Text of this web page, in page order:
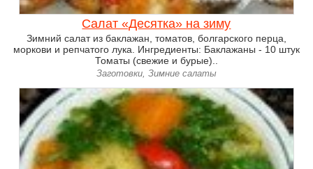
Салат «Десятка» на зиму
Зимний салат из баклажан, томатов, болгарского перца,
моркови и репчатого лука. Ингредиенты: Баклажаны - 10 штук
Томаты (свежие и бурые)..
Заготовки, Зимние салаты